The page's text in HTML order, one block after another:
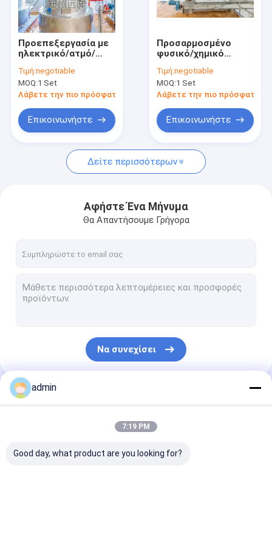
Περίπου εμείς
Γύρος εργοστασίων
Μας ελάτε σε επαφή με
Ειδήσεις
Ζητήστε ένα απόσπασμα
Εξοπλισμός καθαρισμού λαδιού
Εξοπλισμός εξαγωγής λαδιού
Fractionation εξοπλισμός
Εγκαταστάσεις προεπεξεργασίας πετρελαίου
Εξοπλισμός biodiesel
Προεπεξεργασία με
ηλεκτρικό/ατμό/
Τιμή:negotiable
MOQ:1 Set
Λάβετε την πιο πρόσφατη τιμή
Επικοινωνήστε
Προσαρμοσμένο
φυσικό/χημικό
προεπεξεργασίας
πετρελαίου με
πλήρη αυτόματη
Τιμή:negotiable
MOQ:1 Set
Λάβετε την πιο πρόσφατη
Επικοινωνήστε
Δείτε περισσότερων
Αφήστε Ένα Μήνυμα
Θα Απαντήσουμε Γρήγορα
Να συνεχίσει
Οι Κατηγορίες Μας
admin
7:19 PM
Good day, what product are you looking for?